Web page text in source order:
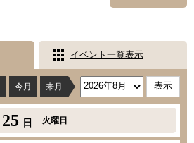
イベント一覧表示
今月 来月
25 日 火曜日